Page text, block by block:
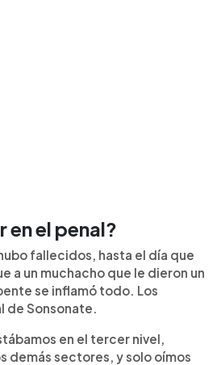
en el penal?
fallecidos, hasta el día que
a un muchacho que le dieron un
se inflamó todo. Los
de Sonsonate.
en el tercer nivel,
demás sectores, y solo oímos